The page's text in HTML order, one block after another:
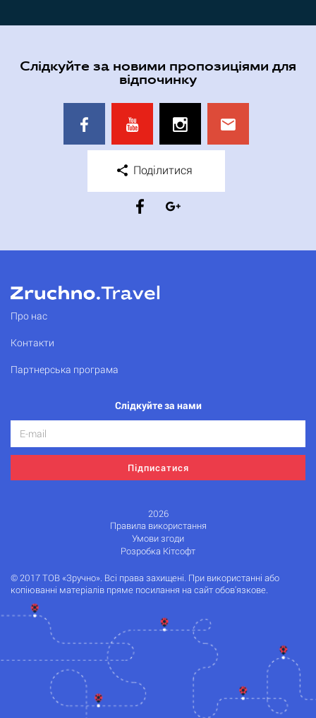
Слідкуйте за новими пропозиціями для
відпочинку
Поділитися
Про нас
Контакти
Партнерська програма
Слідкуйте за нами
Підписатися
2026
Правила використання
Умови згоди
Розробка Кітсофт
© 2017 ТОВ «Зручно». Всі права захищені. При використанні або
копіюванні матеріалів пряме посилання на сайт обов'язкове.